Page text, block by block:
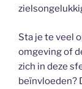
Sta je te veel
omgeving of
zich in deze
beïnvloeden?